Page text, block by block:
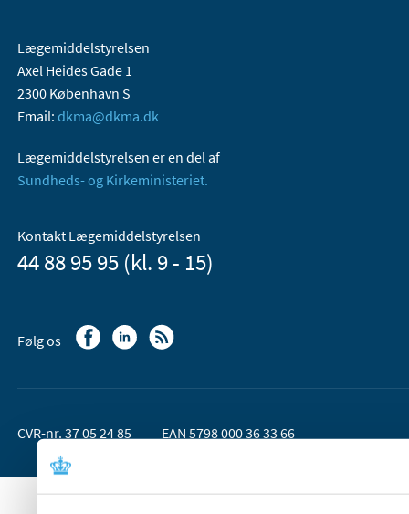
Lægemiddelstyrelsen
Axel Heides Gade 1
2300 København S
Email: dkma@dkma.dk
Lægemiddelstyrelsen er en del af
Sundheds- og Kirkeministeriet.
Kontakt Lægemiddelstyrelsen
44 88 95 95 (kl. 9 - 15)
Følg os
CVR-nr. 37 05 24 85 EAN 5798 000 36 33 66